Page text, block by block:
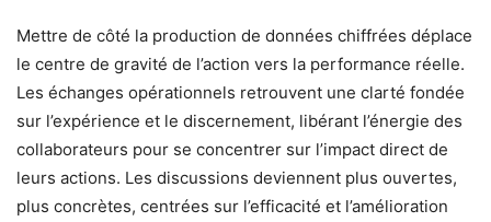
Mettre de côté la production de données chiffrées déplace
le centre de gravité de l’action vers la performance réelle.
Les échanges opérationnels retrouvent une clarté fondée
sur l’expérience et le discernement, libérant l’énergie des
collaborateurs pour se concentrer sur l’impact direct de
leurs actions. Les discussions deviennent plus ouvertes,
plus concrètes, centrées sur l’efficacité et l’amélioration